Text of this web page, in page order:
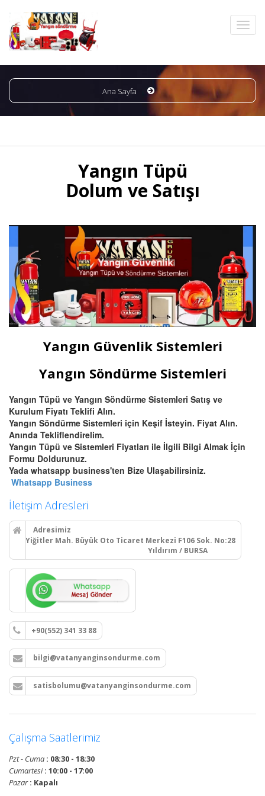
Ana Sayfa
Yangın Tüpü
Dolum ve Satışı
Yangın Güvenlik Sistemleri
Yangın Söndürme Sistemleri
Yangın Tüpü ve Yangın Söndürme Sistemleri Satış ve
Kurulum Fiyatı Teklifi Alın.
Yangın Söndürme Sistemleri için Keşif İsteyin. Fiyat Alın.
Anında Tekliflendirelim.
Yangın Tüpü ve Sistemleri Fiyatları ile İlgili Bilgi Almak İçin
Formu Doldurunuz.
Yada whatsapp business'ten Bize Ulaşabilirsiniz.
Whatsapp Business
İletişim Adresleri
Adresimiz
Yiğitler Mah. Büyük Oto Ticaret Merkezi F106 Sok. No:28
Yıldırım / BURSA
+90(552) 341 33 88
bilgi@vatanyanginsondurme.com
satisbolumu@vatanyanginsondurme.com
Çalışma Saatlerimiz
Pzt - Cuma : 08:30 - 18:30
Cumartesi: 10:00 - 17:00
Pazar: Kapalı